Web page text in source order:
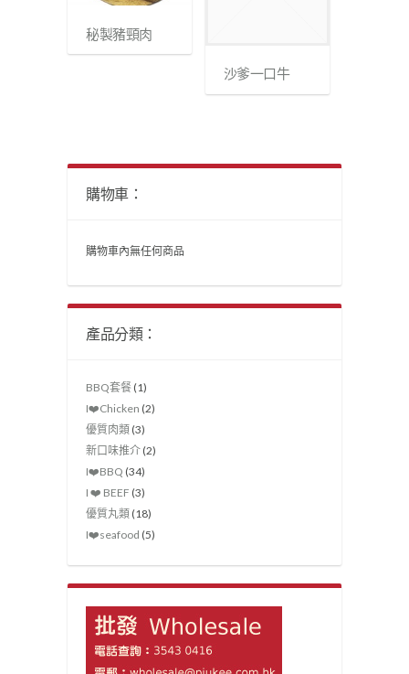
秘製豬頸肉
沙爹一口牛
購物車：
購物車內無任何商品
產品分類：
BBQ套餐 (1)
I❤️Chicken (2)
優質肉類 (3)
新口味推介 (2)
I❤️‍BBQ (34)
I ❤️ BEEF (3)
優質丸類 (18)
I❤️seafood (5)